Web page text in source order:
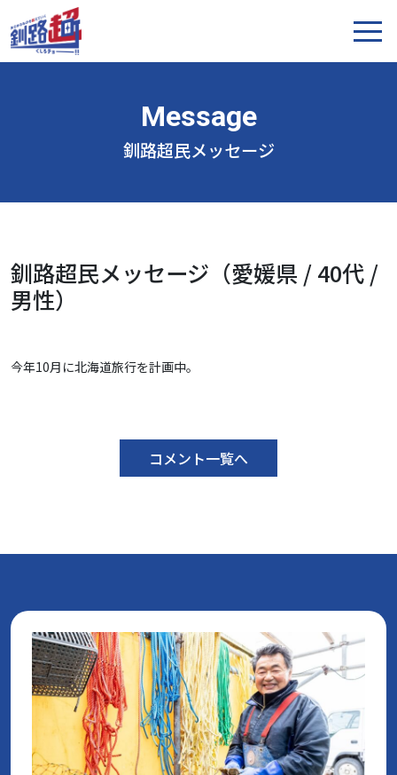
釧路超民メッセージ
釧路超民メッセージ（愛媛県 / 40代 /
男性）
今年10月に北海道旅行を計画中。
コメント一覧へ